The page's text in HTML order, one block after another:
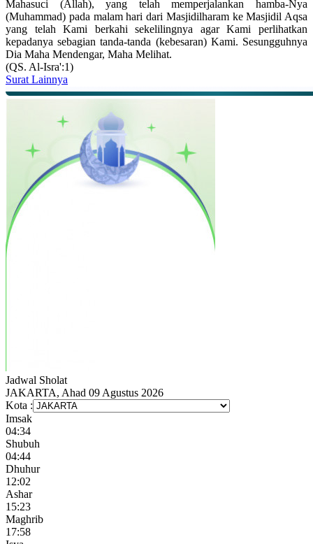
Mahasuci (Allah), yang telah memperjalankan hamba-Nya
(Muhammad) pada malam hari dari Masjidilharam ke Masjidil Aqsa
yang telah Kami berkahi sekelilingnya agar Kami perlihatkan
kepadanya sebagian tanda-tanda (kebesaran) Kami. Sesungguhnya
Dia Maha Mendengar, Maha Melihat.
(QS. Al-Isra':1)
Surat Lainnya
Jadwal Sholat
JAKARTA, Ahad 09 Agustus 2026
Kota :
Imsak
04:34
Shubuh
04:44
Dhuhur
12:02
Ashar
15:23
Maghrib
17:58